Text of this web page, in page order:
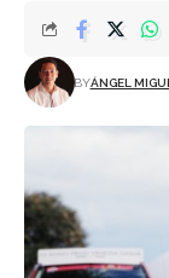
BYÁNGEL